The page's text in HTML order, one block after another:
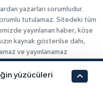
yazarları sorumludur.
tutulamaz. Sitedeki tüm
yayınlanan haber, köşe
kaynak gösterilse dahi,
ve yayınlanamaz
Haber Yazılımı:
yüzücüleri